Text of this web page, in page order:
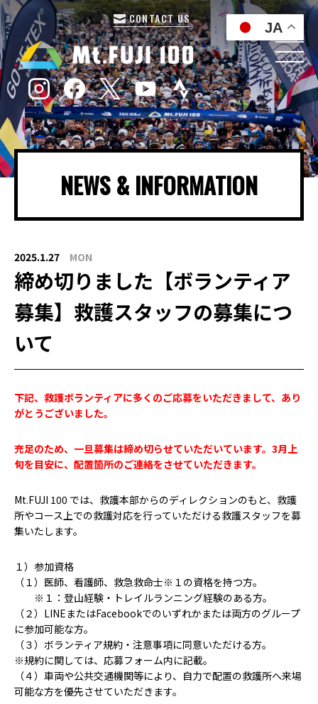
CONTACT US
NEWS & INFORMATION
2025.1.27 MON
締め切りました【ボランティア
募集】救護スタッフの募集につ
いて
下記、救護ボランティアに多くのご応募をいただきまして、あり
がとうございました。
充足のため、一旦募集は締め切らせていただいています。3月上
旬を目安に、配置箇所のご連絡をさせていただきます。
Mt.FUJI 100 では、救護本部からのディレクションのもと、救護
所やコース上での救護対応を行っていただける救護スタッフを募
集いたします。
１）参加資格
（１）医師、看護師、救急救命士※１の資格を持つ方。
※１：登山経験・トレイルランニング経験のある方。
（２）LINEまたはFacebookでのいずれかまたは両方のグループ
に参加可能な方。
（３）ボランティア規約・注意事項に同意いただける方。
※規約に関しては、応募フォーム内に記載。
（４）車両や公共交通機関等により、自力で配置の救護所へ来場
可能な方を優先させていただきます。
JA